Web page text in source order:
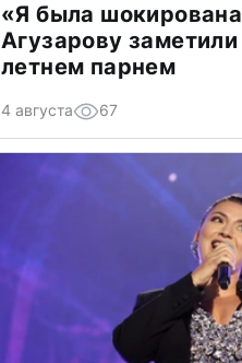
«Я была
Агузарову
летнем парнем
4 августа 67